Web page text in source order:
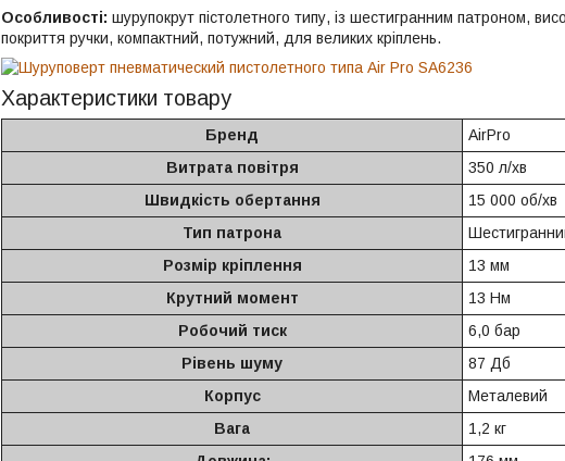
Особливості: шурупокрут пістолетного типу, із шестигранним патроном,
покриття ручки, компактний, потужний, для великих кріплень.
Характеристики товару
Бренд
AirPro
Витрата повітря
350 л/хв
Швидкість обертання
15 000 об/хв
Тип патрона
Розмір кріплення
13 мм
Крутний момент
13 Нм
Робочий тиск
6,0 бар
Рівень шуму
87 Дб
Корпус
Металевий
Вага
1,2 кг